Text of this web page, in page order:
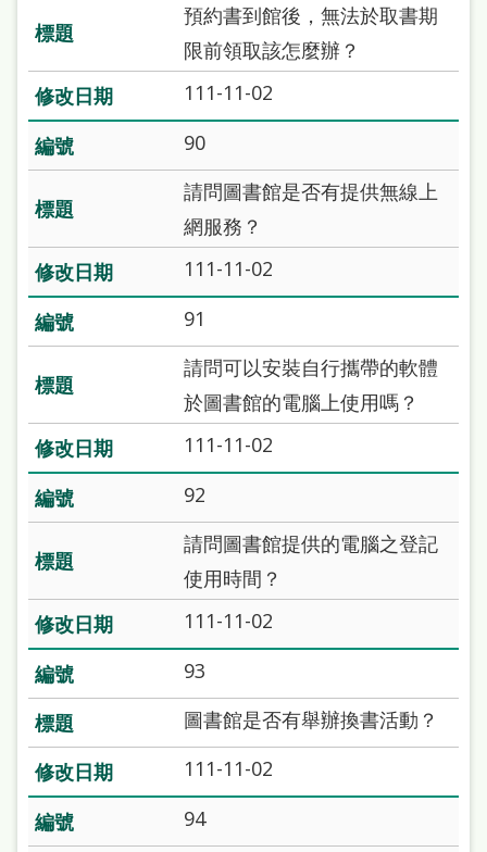
私
及
網
站
安
政
策
政
府
站
資
料
開
宣
著
作
權
權
預約書到館後，無法於取書期
限前領取該怎麼辦？
111-11-02
90
請問圖書館是否有提供無線上
網服務？
111-11-02
91
請問可以安裝自行攜帶的軟體
於圖書館的電腦上使用嗎？
111-11-02
92
請問圖書館提供的電腦之登記
使用時間？
111-11-02
93
圖書館是否有舉辦換書活動？
111-11-02
94